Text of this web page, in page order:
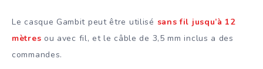
Le casque Gambit peut être utilisé sans fil jusqu’à 12
mètres ou avec fil, et le câble de 3,5 mm inclus a des
commandes.